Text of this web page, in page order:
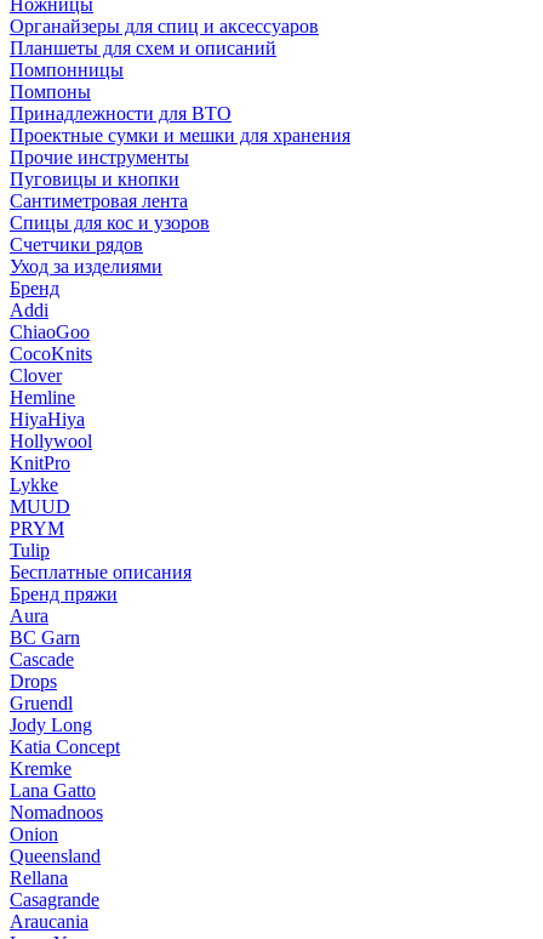
Ножницы
Органайзеры для спиц и аксессуаров
Планшеты для схем и описаний
Помпонницы
Помпоны
Принадлежности для ВТО
Проектные сумки и мешки для хранения
Прочие инструменты
Пуговицы и кнопки
Сантиметровая лента
Спицы для кос и узоров
Счетчики рядов
Уход за изделиями
Бренд
Addi
ChiaoGoo
CocoKnits
Clover
Hemline
HiyaHiya
Hollywool
KnitPro
Lykke
MUUD
PRYM
Tulip
Бесплатные описания
Бренд пряжи
Aura
BC Garn
Cascade
Drops
Gruendl
Jody Long
Katia Concept
Kremke
Lana Gatto
Nomadnoos
Onion
Queensland
Rellana
Casagrande
Araucania